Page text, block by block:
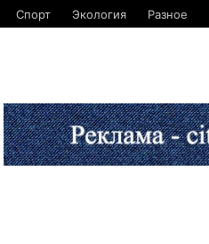
Спорт Экология Разное